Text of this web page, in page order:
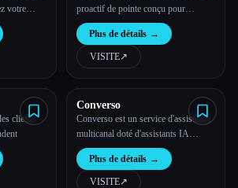
votre
sur
ChatGPT
proactif de pointe conçu pour
transformer la façon dont tu interagis
avec les visiteurs de ton site Web.
Plus de détails →
VISITE↗︎
clients
Converso
Converso est un service d'assistance
multicanal doté d'assistants IA
intégrés
Plus de détails →
VISITE↗︎